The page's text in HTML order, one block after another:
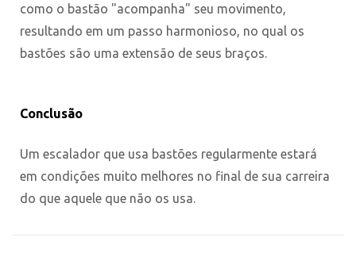
como o bastão "acompanha" seu movimento,
resultando em um passo harmonioso, no qual os
bastões são uma extensão de seus braços.
Conclusão
Um escalador que usa bastões regularmente estará
em condições muito melhores no final de sua carreira
do que aquele que não os usa.